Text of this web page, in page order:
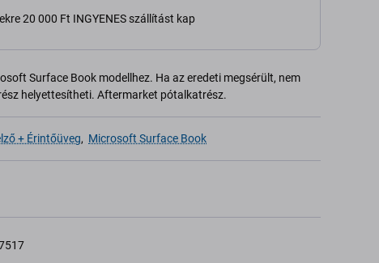
20 000 Ft INGYENES szállítást kap
Surface Book modellhez. Ha az eredeti megsérült, nem
helyettesítheti. Aftermarket pótalkatrész.
+ Érintőüveg, Microsoft Surface Book